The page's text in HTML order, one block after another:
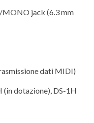
jack (6.3 mm
dati MIDI)
(in dotazione), DS-1H